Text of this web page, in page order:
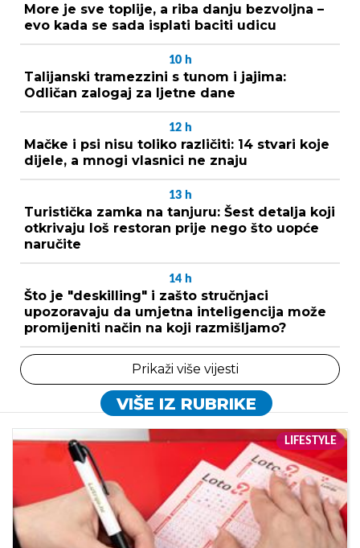
More je sve toplije, a riba danju bezvoljna –
evo kada se sada isplati baciti udicu
10 h
Talijanski tramezzini s tunom i jajima:
Odličan zalogaj za ljetne dane
12 h
Mačke i psi nisu toliko različiti: 14 stvari koje
dijele, a mnogi vlasnici ne znaju
13 h
Turistička zamka na tanjuru: Šest detalja koji
otkrivaju loš restoran prije nego što uopće
naručite
14 h
Što je "deskilling" i zašto stručnjaci
upozoravaju da umjetna inteligencija može
promijeniti način na koji razmišljamo?
Prikaži više vijesti
VIŠE IZ RUBRIKE
LIFESTYLE